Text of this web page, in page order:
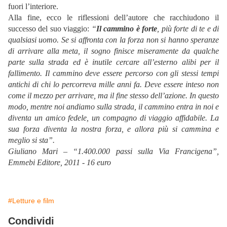
fuori l’interiore.
Alla fine, ecco le riflessioni dell’autore che racchiudono il
successo del suo viaggio: “Il cammino è forte , più forte di te e di
qualsiasi uomo. Se si affronta con la forza non si hanno speranze
di arrivare alla meta, il sogno finisce miseramente da qualche
parte sulla strada ed è inutile cercare all’esterno alibi per il
fallimento. Il cammino deve essere percorso con gli stessi tempi
antichi di chi lo percorreva mille anni fa. Deve essere inteso non
come il mezzo per arrivare, ma il fine stesso dell’azione. In questo
modo, mentre noi andiamo sulla strada, il cammino entra in noi e
diventa un amico fedele, un compagno di viaggio affidabile. La
sua forza diventa la nostra forza, e allora più si cammina e
meglio si sta”.
Giuliano Mari – “1.400.000 passi sulla Via Francigena”,
Emmebi Editore, 2011 - 16 euro
#Letture e film
Condividi